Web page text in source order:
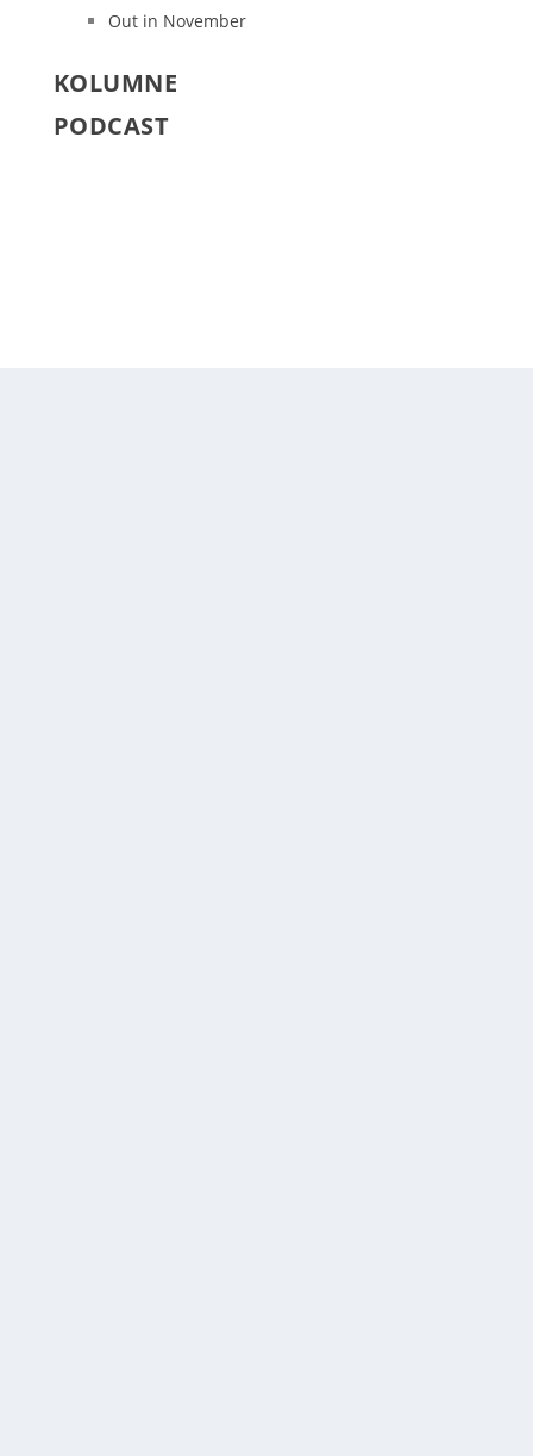
Out in November
KOLUMNE
PODCAST